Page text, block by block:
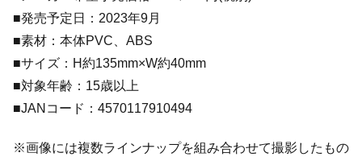
■発売予定日：2023年9月
■素材：本体PVC、ABS
■サイズ：H約135mm×W約40mm
■対象年齢：15歳以上
■JANコード：4570117910494
※画像には複数ラインナップを組み合わせて撮影したもの